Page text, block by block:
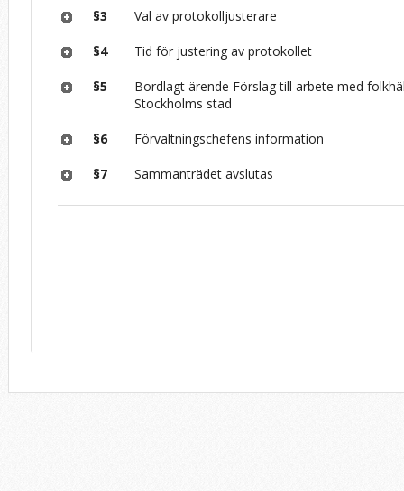
§3 Val av protokolljusterare
§4 Tid för justering av protokollet
§5
Bordlagt ärende Förslag till arbete med
Stockholms stad
§6 Förvaltningschefens information
§7 Sammanträdet avslutas